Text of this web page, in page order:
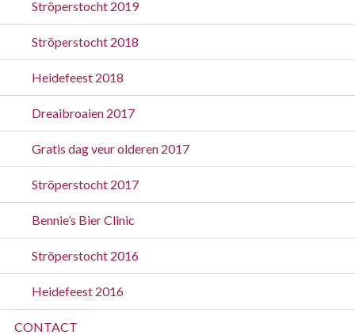
Ströperstocht 2019
Ströperstocht 2018
Heidefeest 2018
Dreaibroaien 2017
Gratis dag veur olderen 2017
Ströperstocht 2017
Bennie’s Bier Clinic
Ströperstocht 2016
Heidefeest 2016
CONTACT